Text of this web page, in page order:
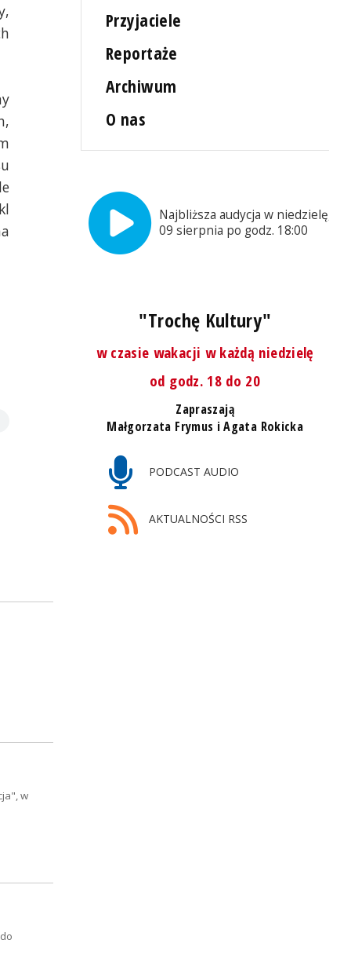
Przyjaciele
Reportaże
Archiwum
O nas
Najbliższa audycja w niedzielę,
09 sierpnia po godz. 18:00
"Trochę Kultury"
w czasie wakacji w każdą niedzielę
od godz. 18 do 20
Zapraszają
Małgorzata Frymus i Agata Rokicka
PODCAST AUDIO
AKTUALNOŚCI RSS
w